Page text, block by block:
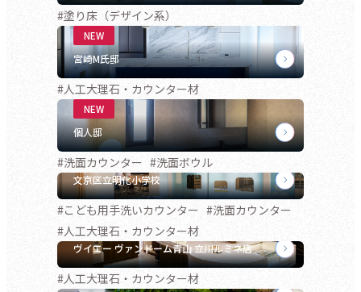
#塗り床（デザイン系）
宮崎M氏邸
#人工大理石・カウンター材
個人邸
#洗面カウンター #洗面ボウル
文京区立明化小学校
#こども用手洗いカウンター #洗面カウンター
#人工大理石・カウンター材
ヴイエー ヴァンドーム青山 立川ルミネ店
#人工大理石・カウンター材